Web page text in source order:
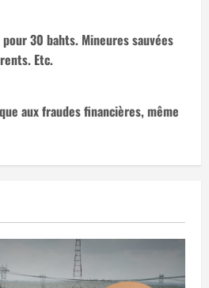
30 bahts. Mineures sauvées
Etc.
aux fraudes financières, même